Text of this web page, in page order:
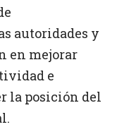
autoridades y
en mejorar
e
la posición del